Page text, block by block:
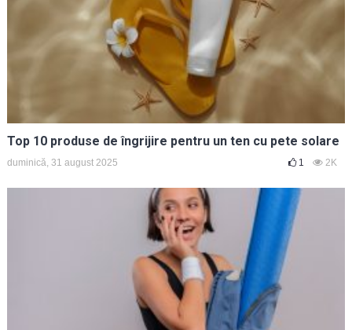
Top 10 produse de îngrijire pentru un ten cu pete solare
duminică, 31 august 2025 1 2K